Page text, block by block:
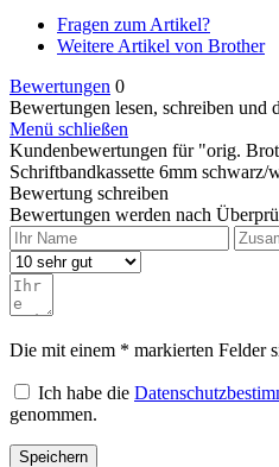
Fragen zum Artikel?
Weitere Artikel von Brother
Bewertungen 0
Bewertungen lesen, schreiben und
Menü schließen
Kundenbewertungen für "orig.
Schriftbandkassette 6mm schwarz/
Bewertung schreiben
Bewertungen werden nach
Die mit einem * markierten Felder
Ich habe die
genommen.
Speichern